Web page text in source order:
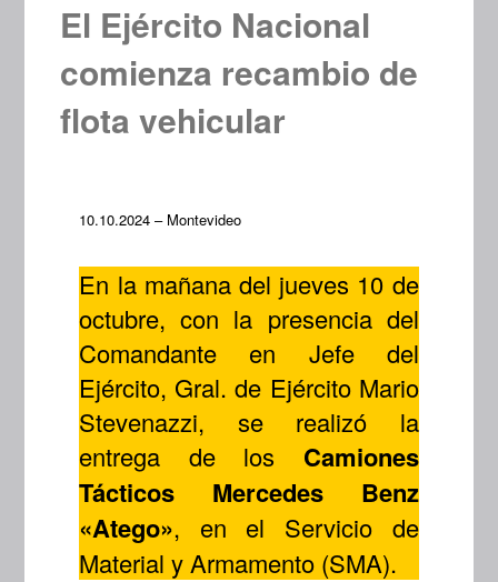
El Ejército Nacional
comienza recambio de
flota vehicular
10.10.2024 – Montevideo
En la mañana del jueves 10 de
octubre, con la presencia del
Comandante en Jefe del
Ejército, Gral. de Ejército Mario
Stevenazzi, se realizó la
entrega de los Camiones
Tácticos Mercedes Benz
«Atego», en el Servicio de
Material y Armamento (SMA).